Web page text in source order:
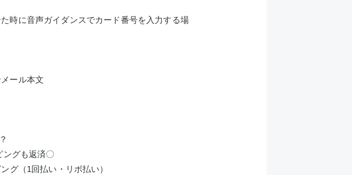
時に音声ガイダンスでカード番号を入力する場
ール本文
ングも返済〇
グ（1回払い・リボ払い）